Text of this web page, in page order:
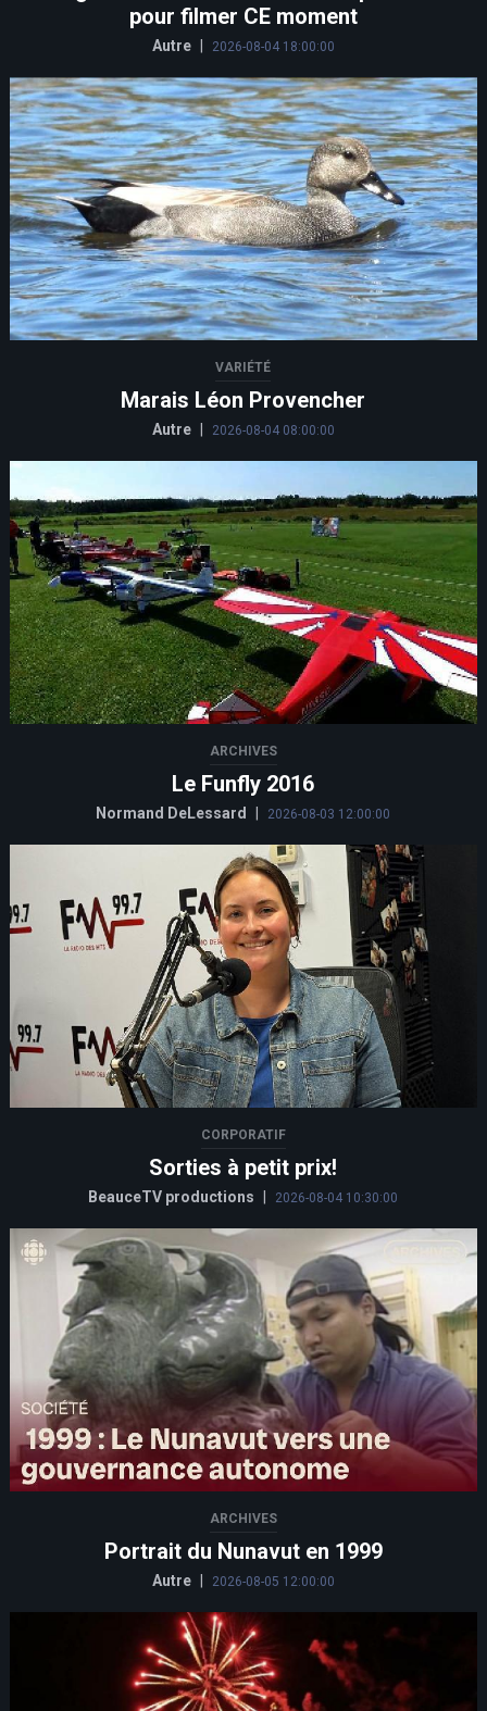
pour filmer CE moment
Autre 2026-08-04 18:00:00
VARIÉTÉ
Marais Léon Provencher
Autre 2026-08-04 08:00:00
ARCHIVES
Le Funfly 2016
Normand DeLessard 2026-08-03 12:00:00
CORPORATIF
Sorties à petit prix!
BeauceTV productions 2026-08-04 10:30:00
ARCHIVES
Portrait du Nunavut en 1999
Autre 2026-08-05 12:00:00